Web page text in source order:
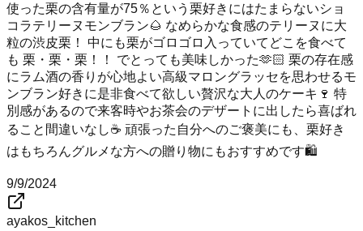
使った栗の含有量が75％という栗好きにはたまらないショ
コラテリーヌモンブラン🌰 なめらかな食感のテリーヌに大
粒の渋皮栗！ 中にも栗がゴロゴロ入っていてどこを食べて
も 栗・栗・栗！！ でとっても美味しかった🫶🏻 栗の存在感
にラム酒の香りが心地よい高級マロングラッセを思わせるモ
ンブラン好きに是非食べて欲しい贅沢な大人のケーキ🍷 特
別感があるので来客時やお茶会のデザートに出したら喜ばれ
ること間違いなし☕️ 頑張った自分へのご褒美にも、栗好き
はもちろんグルメな方への贈り物にもおすすめです🛍️ ⁡
9/9/2024
ayakos_kitchen